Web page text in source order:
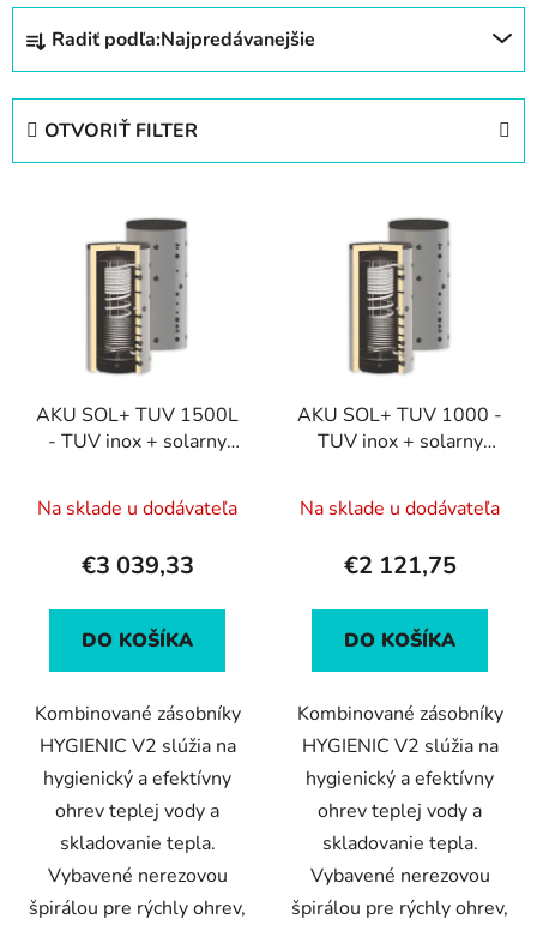
R
d
Radiť podľa:Najpredávanejšie
OTVORIŤ FILTER
AKU SOL+ TUV 1500L
- TUV inox + solarny
Na sklade u dodávateľa
€3 039,33
DO KOŠÍKA
Kombinované zásobníky
HYGIENIC V2 slúžia na
hygienický a efektívny
ohrev teplej vody a
skladovanie tepla.
Vybavené nerezovou
špirálou pre rýchly ohrev,
AKU SOL+ TUV 1000 -
TUV inox + solarny
Na sklade u dodávateľa
€2 121,75
DO KOŠÍKA
Kombinované zásobníky
HYGIENIC V2 slúžia na
hygienický a efektívny
ohrev teplej vody a
skladovanie tepla.
Vybavené nerezovou
špirálou pre rýchly ohrev,